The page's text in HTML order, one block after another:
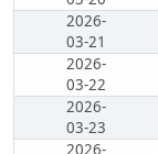
2026-
03-21
2026-
03-22
2026-
03-23
2026-